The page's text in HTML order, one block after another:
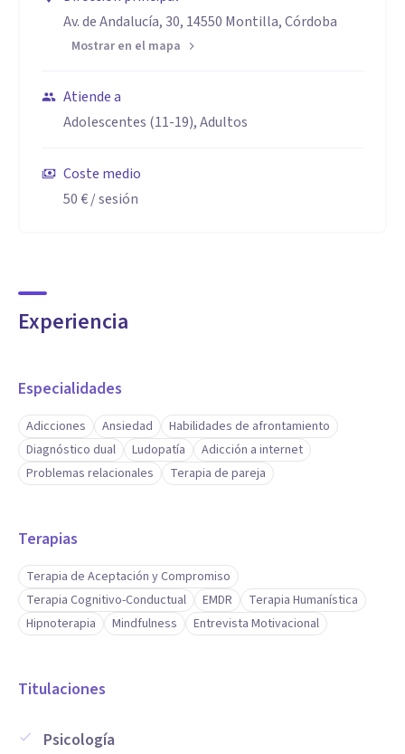
Av. de Andalucía, 30, 14550 Montilla, Córdoba
Mostrar en el mapa
Atiende a
Adolescentes (11-19), Adultos
Coste medio
50 €/ sesión
Experiencia
Especialidades
Adicciones Ansiedad
Habilidades de afrontamiento
Diagnóstico dual
Ludopatía
Adicción a internet
Problemas relacionales
Terapia de pareja
Terapias
Terapia de Aceptación y Compromiso
Terapia Cognitivo-Conductual
EMDR
Terapia Humanística
Hipnoterapia
Mindfulness Entrevista Motivacional
Titulaciones
Psicología